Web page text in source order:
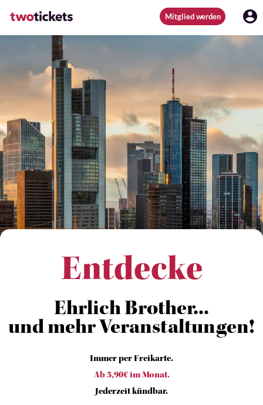
Mitglied werden
Entdecke
Ehrlich Brother...
und mehr Veranstaltungen!
Immer per Freikarte.
Ab 5,90€ im Monat.
Jederzeit kündbar.